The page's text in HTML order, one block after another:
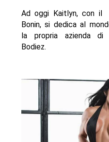
Ad oggi Kaitlyn, con il
Bonin, si dedica al
la propria azienda di
Bodiez.